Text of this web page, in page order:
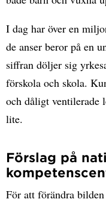
I dag har över en
de anser beror på en
siffran döljer sig
förskola och skola.
och dåligt ventilerade
lite.
Förslag på
För att förändra